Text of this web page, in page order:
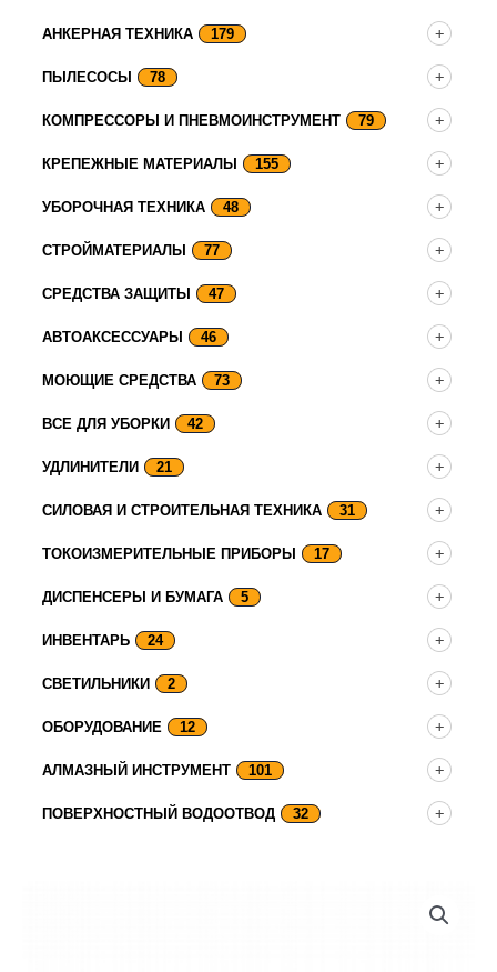
АНКЕРНАЯ ТЕХНИКА 179
ПЫЛЕСОСЫ 78
КОМПРЕССОРЫ И ПНЕВМОИНСТРУМЕНТ 79
КРЕПЕЖНЫЕ МАТЕРИАЛЫ 155
УБОРОЧНАЯ ТЕХНИКА 48
СТРОЙМАТЕРИАЛЫ 77
СРЕДСТВА ЗАЩИТЫ 47
АВТОАКСЕССУАРЫ 46
МОЮЩИЕ СРЕДСТВА 73
ВСЕ ДЛЯ УБОРКИ 42
УДЛИНИТЕЛИ 21
СИЛОВАЯ И СТРОИТЕЛЬНАЯ ТЕХНИКА 31
ТОКОИЗМЕРИТЕЛЬНЫЕ ПРИБОРЫ 17
ДИСПЕНСЕРЫ И БУМАГА 5
ИНВЕНТАРЬ 24
СВЕТИЛЬНИКИ 2
ОБОРУДОВАНИЕ 12
АЛМАЗНЫЙ ИНСТРУМЕНТ 101
ПОВЕРХНОСТНЫЙ ВОДООТВОД 32